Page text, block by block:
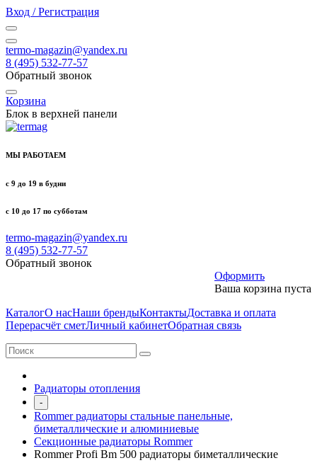
Вход / Регистрация
termo-magazin@yandex.ru
8 (495) 532-77-57
Обратный звонок
Корзина
Блок в верхней панели
МЫ РАБОТАЕМ
с 9 до 19 в будни
с 10 до 17 по субботам
termo-magazin@yandex.ru
8 (495) 532-77-57
Обратный звонок
Оформить
Ваша корзина пуста
КаталогО насНаши брендыКонтактыДоставка и оплата
Перерасчёт сметЛичный кабинетОбратная связь
Радиаторы отопления
-
Rommer радиаторы стальные панельные,
биметаллические и алюминиевые
Секционные радиаторы Rommer
Rommer Profi Bm 500 радиаторы биметаллические